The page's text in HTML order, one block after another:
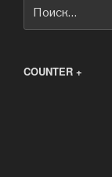
COUNTER +